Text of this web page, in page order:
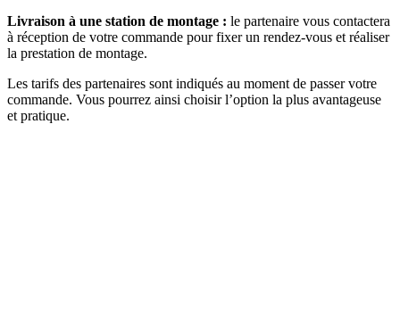
Livraison à une station de montage : le partenaire vous contactera
à réception de votre commande pour fixer un rendez-vous et réaliser
la prestation de montage.
Les tarifs des partenaires sont indiqués au moment de passer votre
commande. Vous pourrez ainsi choisir l’option la plus avantageuse
et pratique.